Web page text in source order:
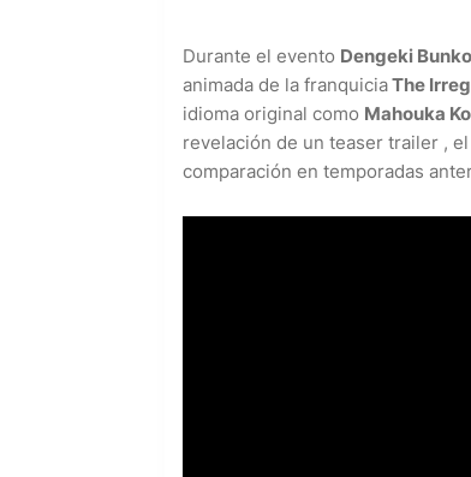
Durante el evento Dengeki
animada de la franquiciaThe
idioma original como Mahouka
revelación de un teaser trailer ,
comparación en temporadas